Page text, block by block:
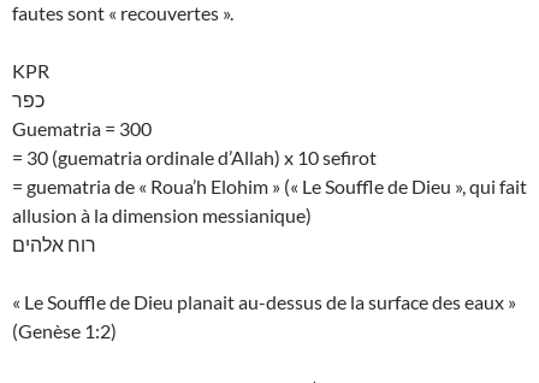
fautes sont « recouvertes ».
KPR
כפר
Guematria = 300
= 30 (guematria ordinale d’Allah) x 10 sefirot
= guematria de « Roua’h Elohim » (« Le Souffle de Dieu », qui fait
allusion à la dimension messianique)
רוח אלהים
« Le Souffle de Dieu planait au-dessus de la surface des eaux »
(Genèse 1:2)